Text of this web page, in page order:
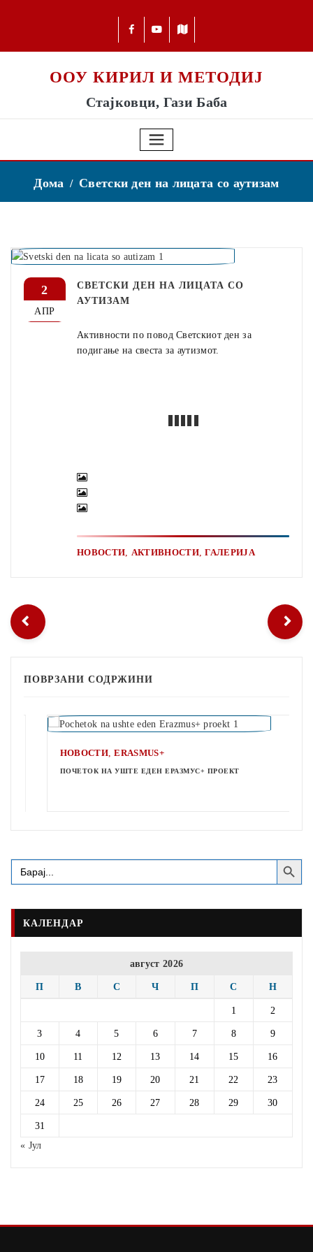
ООУ КИРИЛ И МЕТОДИЈ
Стајковци, Гази Баба
Дома Светски ден на лицата со аутизам
2
АПР
СВЕТСКИ ДЕН НА ЛИЦАТА СО
АУТИЗАМ
Активности по повод Светскиот ден за
подигање на свеста за аутизмот.
НОВОСТИ АКТИВНОСТИ,ГАЛЕРИЈА
ПОВРЗАНИ СОДРЖИНИ
НОВОСТИ,ERASMUS+
ПОЧЕТОК НА УШТЕ ЕДЕН ЕРАЗМУС+ ПРОЕКТ
Search
for:
Search Button
КАЛЕНДАР
август 2026
П В С Ч П С Н
1 2
3 4 5 6 7 8 9
10 11 12 13 14 15 16
17 18 19 20 21 22 23
24 25 26 27 28 29 30
31
« Јул